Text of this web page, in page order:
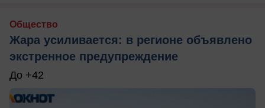
Общество
Жара усиливается: в регионе объявлено
экстренное предупреждение
До +42